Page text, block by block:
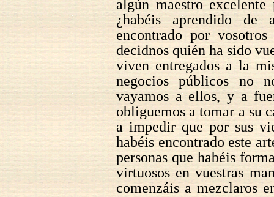
algún maestro
¿habéis aprendido
encontrado por
decidnos quién ha sido
viven entregados a la
negocios públicos no
vayamos a ellos, y a
obliguemos a tomar a su
a impedir que por sus
habéis encontrado este
personas que habéis
virtuosos en vuestras
comenzáis a mezclaros